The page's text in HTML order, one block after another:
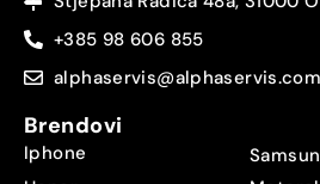
+385 98 606 855
alphaservis@alphaservis.com
Brendovi
Iphone